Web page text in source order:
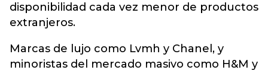
disponibilidad cada vez menor de productos
extranjeros.
Marcas de lujo como Lvmh y Chanel, y
minoristas del mercado masivo como H&M y